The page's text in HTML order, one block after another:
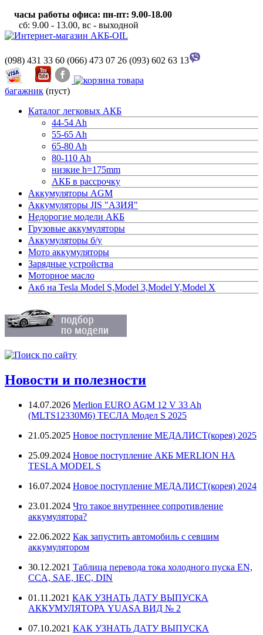
часы работы офиса: пн-пт: 9.00-18.00
сб: 9.00 - 13.00, вс - выходной
(098) 431 33 60 (066) 473 07 26 (093) 602 63 13
багажник (пуст)
Каталог легковых АКБ
44-54 Ah
55-65 Ah
65-80 Ah
80-110 Ah
низкие h=175mm
АКБ в рассрочку
Аккумуляторы AGM
Аккумуляторы JIS "АЗИЯ"
Недорогие модели АКБ
Грузовые аккумуляторы
Аккумуляторы б/у
Мото аккумуляторы
Зарядные устройства
Моторное масло
Акб на Tesla Model S,Model 3,Model Y,Model X
Новости и полезности
14.07.2026 Merlion EURO AGM 12 V 33 Ah
(MLTS12330M6) ТЕСЛА Модел S 2025
21.05.2025 Новое поступление МЕДАЛИСТ(корея) 2025
25.09.2024 Новое поступление АКБ MERLION НА
TESLA MODEL S
16.07.2024 Новое поступление МЕДАЛИСТ(корея) 2024
23.01.2024 Что такое внутреннее сопротивление
аккумулятора?
22.06.2022 Как запустить автомобиль с севшим
аккумулятором
30.12.2021 Таблица перевода тока холодного пуска EN,
CCA, SAE, IEC, DIN
01.11.2021 КАК УЗНАТЬ ДАТУ ВЫПУСКА
АККУМУЛЯТОРА YUASA ВИД № 2
07.10.2021 КАК УЗНАТЬ ДАТУ ВЫПУСКА